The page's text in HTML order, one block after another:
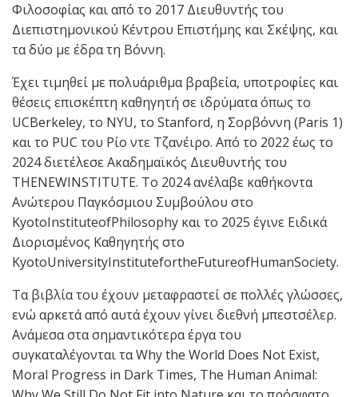
Φιλοσοφίας και από το 2017 Διευθυντής του
Διεπιστημονικού Κέντρου Επιστήμης και Σκέψης, και
τα δύο με έδρα τη Βόννη.
Έχει τιμηθεί με πολυάριθμα βραβεία, υποτροφίες και
θέσεις επισκέπτη καθηγητή σε ιδρύματα όπως το
UCBerkeley, το NYU, το Stanford, η Σορβόννη (Paris 1)
και το PUC του Ρίο ντε Τζανέιρο. Από το 2022 έως το
2024 διετέλεσε Ακαδημαϊκός Διευθυντής του
THENEWINSTITUTE. Το 2024 ανέλαβε καθήκοντα
Ανώτερου Παγκόσμιου Συμβούλου στο
KyotoInstituteofPhilosophy και το 2025 έγινε Ειδικά
Διορισμένος Καθηγητής στο
KyotoUniversityInstitutefortheFutureofHumanSociety.
Τα βιβλία του έχουν μεταφραστεί σε πολλές γλώσσες,
ενώ αρκετά από αυτά έχουν γίνει διεθνή μπεστσέλερ.
Ανάμεσα στα σημαντικότερα έργα του
συγκαταλέγονται τα Why the World Does Not Exist,
Moral Progress in Dark Times, The Human Animal: